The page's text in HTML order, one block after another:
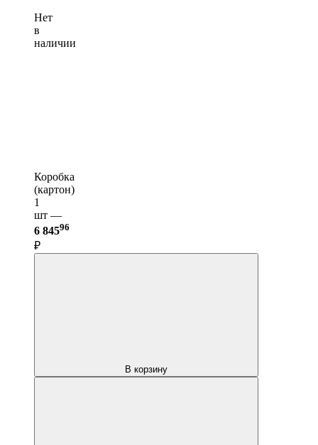
Нет
в
наличии
Коробка
(картон)
1
шт —
6 84596
₽
В корзину